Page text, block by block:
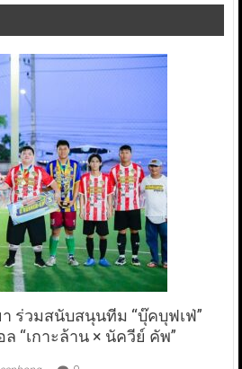
ร่วมสนับสนุนทีม “บุ๊คบุฟเฟ่”
“เกาะล้าน × นัควีย์ คัพ”